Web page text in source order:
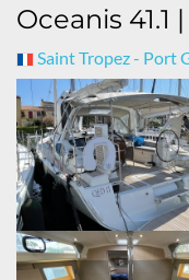
Oceanis 41.1
Saint Tropez - Port